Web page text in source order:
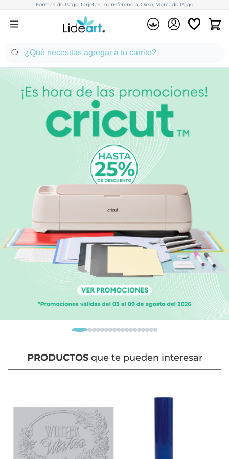
Formas de Pago: tarjetas, Transferencia, Oxxo, Mercado Pago
PRODUCTOSque te pueden interesar